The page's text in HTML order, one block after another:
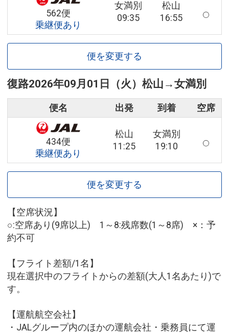
562便
乗継便あり
女満別
09:35
松山
16:55
便を変更する
復路2026年09月01日（火） 松山 →女満別
便名 出発 到着 空席
434便
乗継便あり
松山
11:25
女満別
19:10
便を変更する
【空席状況】
○:空席あり(9席以上) 1～8:残席数(1～8席) ×：予
約不可
【フライト差額/1名】
現在選択中のフライトからの差額(大人1名あたり)で
す。
【運航航空会社】
・JALグループ内のほかの運航会社・乗務員にて運